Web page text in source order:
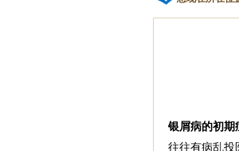
银屑病的初期
往往有病乱投